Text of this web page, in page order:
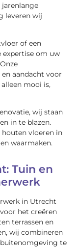
leveren wij
of een
expertise om uw
aandacht voor
mooi is,
wij staan
in te blazen.
vloeren in
waarmaken.
Tuin en
in Utrecht
het creëren
terrassen en
wij combineren
te